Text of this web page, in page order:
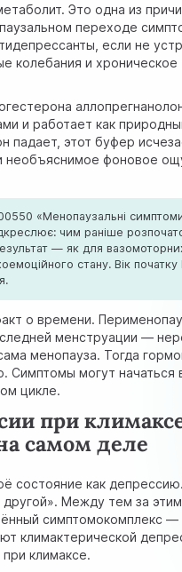
Это одна из
переходе
если не
колебания и хроническое
и работает как
падает, этот буфер
необъяснимое фоновое
«Менопаузальні
чим раніше
— як для
стану. Вік
о времени.
менструации —
менопауза. Тогда
Симптомы могут начаться
цикле.
при
самом деле
состояние как
другой». Между тем за
симптомокомплекс —
климактерической
климаксе.